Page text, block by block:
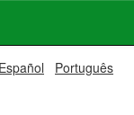
Español Português